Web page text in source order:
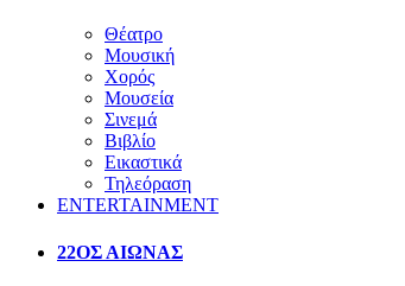
Θέατρο
Μουσική
Χορός
Μουσεία
Σινεμά
Βιβλίο
Εικαστικά
Τηλεόραση
ENTERTAINMENT
22ΟΣ ΑΙΩΝΑΣ